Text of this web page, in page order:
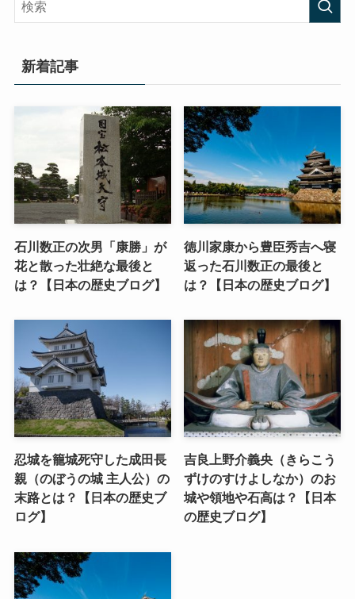
新着記事
石川数正の次男「康勝」が
花と散った壮絶な最後と
は？【日本の歴史ブログ】
徳川家康から豊臣秀吉へ寝
返った石川数正の最後と
は？【日本の歴史ブログ】
忍城を籠城死守した成田長
親（のぼうの城 主人公）の
末路とは？【日本の歴史ブ
ログ】
吉良上野介義央（きらこう
ずけのすけよしなか）のお
城や領地や石高は？【日本
の歴史ブログ】